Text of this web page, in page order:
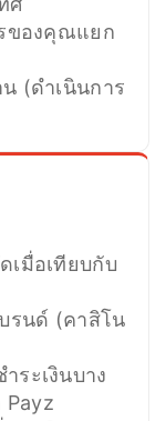
ของคุณแยก
(ดำเนินการ
เมื่อเทียบกับ
รนด์ (คาสิโน
ระเงินบาง
Payz